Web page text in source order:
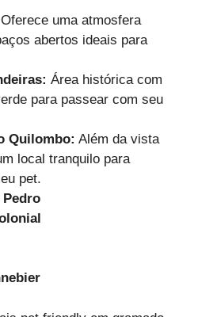
Oferece uma atmosfera
abertos ideais para
Área histórica com
para passear com seu
Quilombo: Além da vista
local tranquilo para
pet.
Pedro